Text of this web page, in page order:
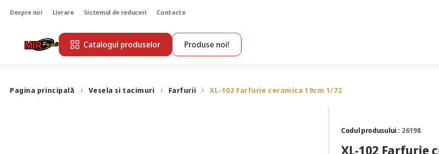
Despre noi Livrare Sistemul de reduceri Contacte
Catalogul produselor Produse noi!
Pagina principală Vesela si tacimuri Farfurii XL-102 Farfurie ceramica 19cm 1/72
Codul produsului : 26198
XL-102 Farfurie